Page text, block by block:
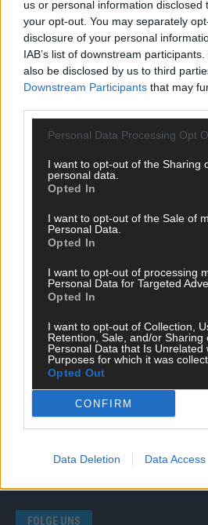
us or personal information disclosed
your opt-out. You may separately
disclosure of your personal
IAB’s list of downstream
also be disclosed by us to third
Downstream Participants that may
Personal Data Processing Opt
I want to opt-out of the Sharing
personal data.
Opted In
I want to opt-out of the Sale of
Personal Data.
Opted In
I want to opt-out of processing
Personal Data for Targeted
Opted In
I want to opt-out of Collection,
Retention, Sale, and/or Sharing
Personal Data that Is Unrelated
Purposes for which it was
Opted Out
CONFIRM
Data Deletion Data Access
SCHNELL ZUM RESSORT
Nachrichten
Politik
Wirtschaft
Wissen
Streams & Storys
Eurovision
FLASH – DAS VIDEOPORTAL
ÜBER UNS
Ehtikrichtlinie & Faktencheck
Redaktion und Verwaltung
FLASHauf YouTube
FOLGE UNS